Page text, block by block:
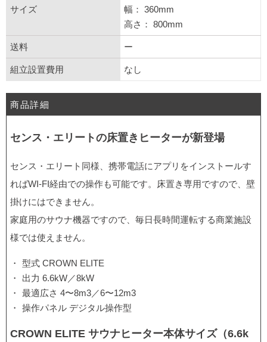
商品詳細
センス・エリートの床置きヒーターが新登場
センス・エリート同様、携帯電話にアプリをインストールす
ればWI-FI経由での操作も可能です。床置き専用ですので、壁
掛けにはできません。
家庭用のサウナ機器ですので、毎日長時間運転する商業施設
様では使えません。
型式 CROWN ELITE
出力 6.6kW／8kW
最適広さ 4〜8m3／6〜12m3
操作パネル デジタル操作型
CROWN ELITE サウナヒーター本体サイズ（6.6k
サイズ
幅： 360mm
高さ： 800mm
送料 ー
組立設置費用 なし